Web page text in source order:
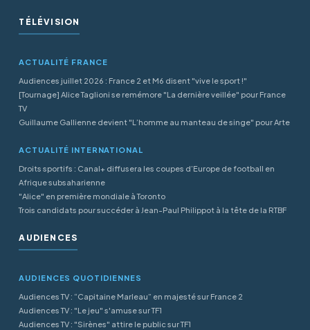
TÉLÉVISION
ACTUALITÉ FRANCE
Audiences juillet 2026 : France 2 et M6 disent "vive le sport !"
[Tournage] Alice Taglioni se remémore "La dernière veillée" pour France
TV
Guillaume Gallienne devient "L’homme au manteau de singe" pour Arte
ACTUALITÉ INTERNATIONAL
Droits sportifs : Canal+ diffusera les coupes d’Europe de football en
Afrique subsaharienne
"Alice" en première mondiale à Toronto
Trois candidats pour succéder à Jean-Paul Philippot à la tête de la RTBF
AUDIENCES
AUDIENCES QUOTIDIENNES
Audiences TV : “Capitaine Marleau” en majesté sur France 2
Audiences TV : "Le jeu" s'amuse sur TF1
Audiences TV : "Sirènes" attire le public sur TF1